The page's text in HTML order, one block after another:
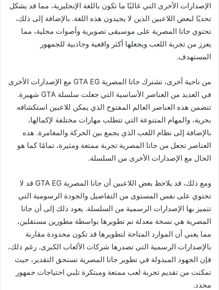
الإصدارات الأخرى التي غالبًا ما تكون باللغة الإنجليزية، مما قد يشكل
تحديًا لبعض اللاعبين الذين لا يجيدون هذه اللغة. بالإضافة إلى ذلك،
تحتوي جاتا المصرية على موسيقى تصويرية وأصوات محلية، مما
يعزز من تجربة اللعب ويجعلها أكثر واقعية وجاذبية للجمهور
المستهدف.
من ناحية أخرى، تشترك جاتا المصرية GTA EG مع الإصدارات الأخرى
في العديد من العناصر الأساسية التي جعلت سلسلة GTA شهيرة.
تتضمن هذه العناصر العالم المفتوح الذي يمكن للاعبين استكشافه
بحرية، والمهام المتنوعة التي تتطلب مهارات مختلفة لإكمالها،
بالإضافة إلى نظام اللعب الذي يجمع بين الحركة والمغامرة. هذه
العناصر تجعل من جاتا المصرية تجربة ممتعة ومثيرة، تمامًا كما هو
الحال مع الإصدارات الأخرى من السلسلة.
ومع ذلك، قد يلاحظ بعض اللاعبين أن جاتا المصرية GTA EG قد لا
تحتوي على نفس المستوى من التفاصيل والجودة الرسومية التي
تتميز بها الإصدارات الرسمية من السلسلة. يعود ذلك إلى أن جاتا
المصرية هي نسخة معدلة تم تطويرها بواسطة مطورين مستقلين،
مما يعني أن الموارد المتاحة لتطويرها قد تكون محدودة مقارنة
بالإصدارات الرسمية التي تصدرها شركات الألعاب الكبرى. رغم ذلك،
فإن الجهود المبذولة في تطوير جاتا المصرية تستحق التقدير، حيث
تمكنت من تقديم تجربة لعب ممتعة ومبتكرة تلبي احتياجات جمهور
محدد.